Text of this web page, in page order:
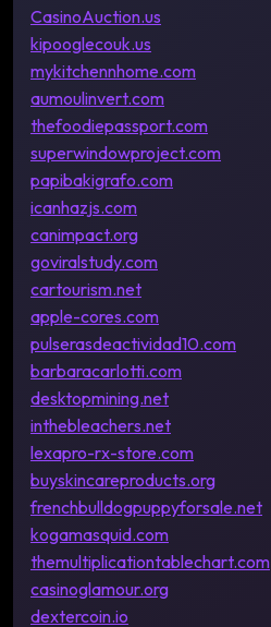
CasinoAuction.us
kipooglecouk.us
mykitchennhome.com
aumoulinvert.com
thefoodiepassport.com
superwindowproject.com
papibakigrafo.com
icanhazjs.com
canimpact.org
goviralstudy.com
cartourism.net
apple-cores.com
pulserasdeactividad10.com
barbaracarlotti.com
desktopmining.net
inthebleachers.net
lexapro-rx-store.com
buyskincareproducts.org
frenchbulldogpuppyforsale.net
kogamasquid.com
themultiplicationtablechart.com
casinoglamour.org
dextercoin.io